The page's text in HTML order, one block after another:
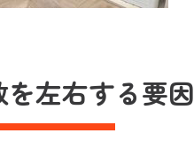
左右する要因